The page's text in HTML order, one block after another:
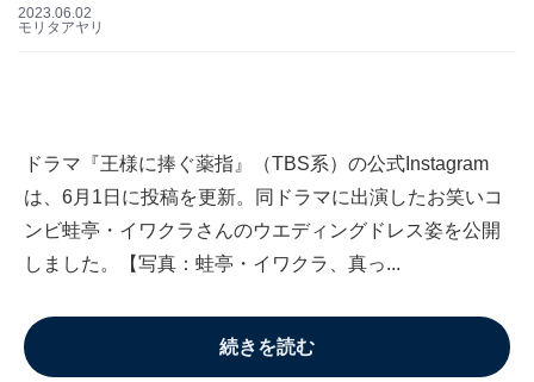
2023.06.02
モリタアヤリ
ドラマ『王様に捧ぐ薬指』（TBS系）の公式Instagram
は、6月1日に投稿を更新。同ドラマに出演したお笑いコ
ンビ蛙亭・イワクラさんのウエディングドレス姿を公開
しました。【写真：蛙亭・イワクラ、真っ...
続きを読む